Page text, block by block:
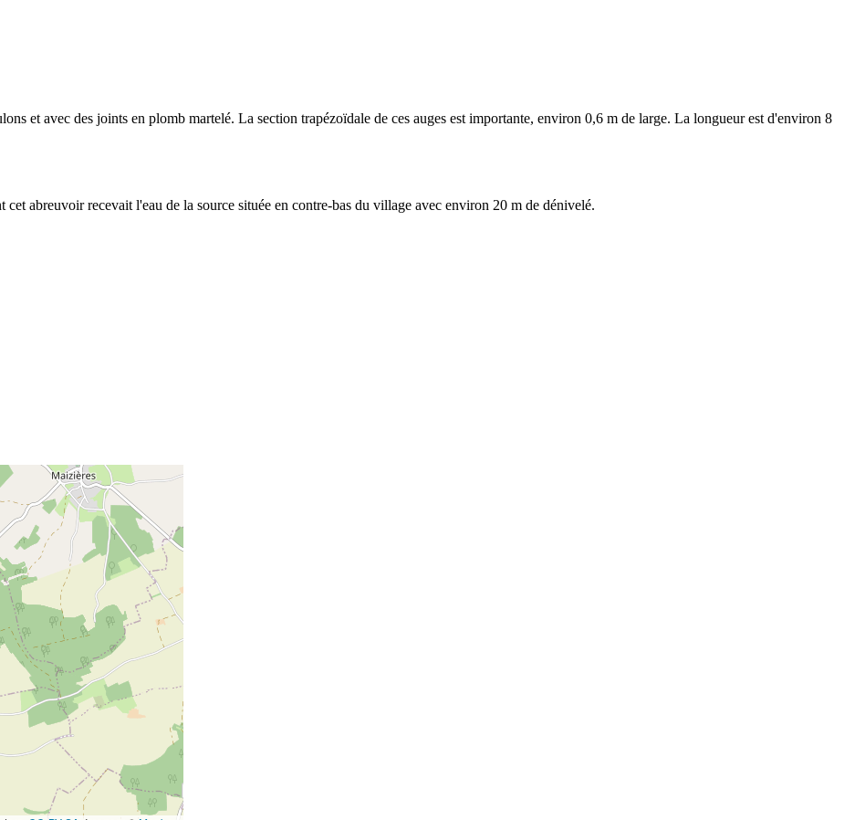
et avec des joints en plomb martelé. La section trapézoïdale de ces auges est importante, environ 0,6 m de large. La longueur est d'environ 8
cet abreuvoir recevait l'eau de la source située en contre-bas du village avec environ 20 m de dénivelé.